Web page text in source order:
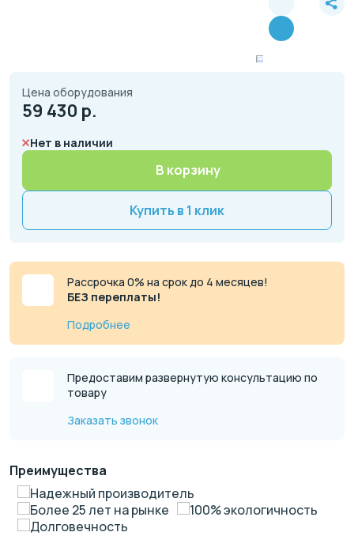
Цена оборудования
59 430 р.
Нет в наличии
В корзину
Купить в 1 клик
Рассрочка 0% на срок до 4 месяцев!
БЕЗ переплаты!
Подробнее
Предоставим развернутую консультацию по
товару
Заказать звонок
Преимущества
Надежный производитель
Более 25 лет на рынке
100% экологичность
Долговечность